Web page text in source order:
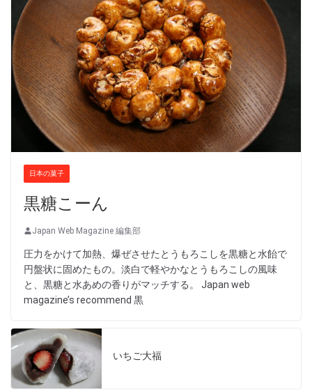
日本の菓子
黒糖こーん
Japan Web Magazine 編集部
圧力をかけて加熱、爆ぜさせたとうもろこしを黒糖と水飴で
円盤状に固めたもの。淡白で軽やかなとうもろこしの風味
と、黒糖と水あめの香りがマッチする。 Japan web
magazine’s recommend 黒
いちご大福